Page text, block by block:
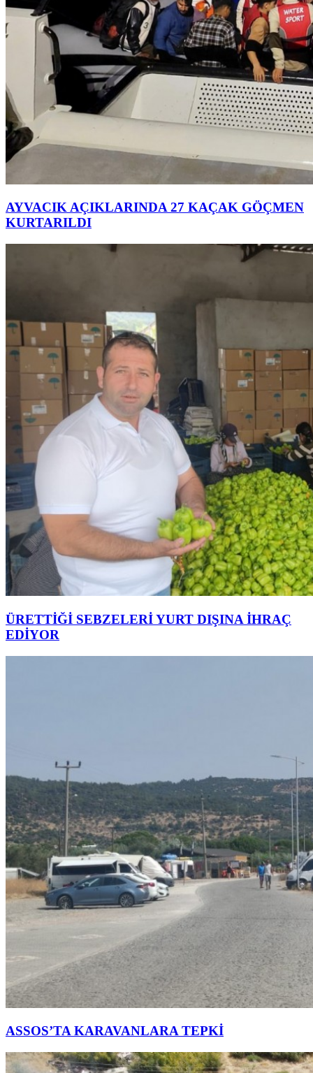
AYVACIK AÇIKLARINDA 27 KAÇAK GÖÇMEN
KURTARILDI
ÜRETTİĞİ SEBZELERİ YURT DIŞINA İHRAÇ
EDİYOR
ASSOS’TA KARAVANLARA TEPKİ